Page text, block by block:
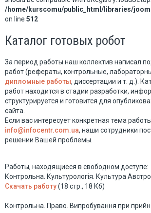
/home/kurscomu/public_html/libraries/
on line 512
Каталог готовых робот
За период работы наш коллектив написал
работ (рефераты, контрольные,
дипломные работы, диссертации и т. д.).
работ находится в стадии разработки,
структурируется и готовится для
сайта.
Если вас интересует конкретная тема
info@infocentr.com.ua, наши сотрудники
решении Вашей проблемы.
Работы, находящиеся в свободном доступе:
Контрольна. Культурологія. Культура
Скачать работу(18 стр., 18 Кб)
Контрольна. Право. Випробування при